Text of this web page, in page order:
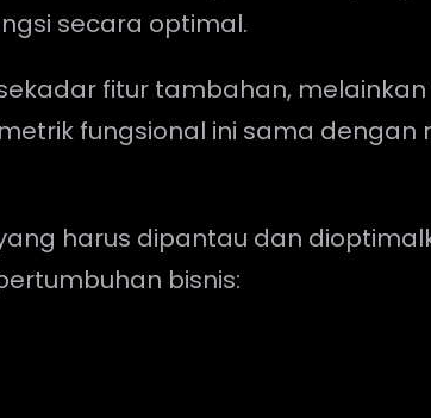
secara optimal.
fitur tambahan, melainkan
fungsional ini sama
harus dipantau dan
bisnis: